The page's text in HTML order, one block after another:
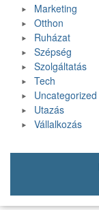
Marketing
Otthon
Ruházat
Szépség
Szolgáltatás
Tech
Uncategorized
Utazás
Vállalkozás